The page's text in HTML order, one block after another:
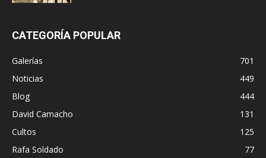
CATEGORÍA POPULAR
Galerías
701
Noticias
449
Blog
444
David Camacho
131
Cultos
125
Rafa Soldado
77